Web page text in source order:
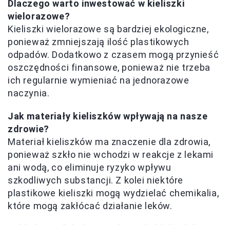
Dlaczego warto inwestować w kieliszki
wielorazowe?
Kieliszki wielorazowe są bardziej ekologiczne,
ponieważ zmniejszają ilość plastikowych
odpadów. Dodatkowo z czasem mogą przynieść
oszczędności finansowe, ponieważ nie trzeba
ich regularnie wymieniać na jednorazowe
naczynia.
Jak materiały kieliszków wpływają na nasze
zdrowie?
Materiał kieliszków ma znaczenie dla zdrowia,
ponieważ szkło nie wchodzi w reakcje z lekami
ani wodą, co eliminuje ryzyko wpływu
szkodliwych substancji. Z kolei niektóre
plastikowe kieliszki mogą wydzielać chemikalia,
które mogą zakłócać działanie leków.